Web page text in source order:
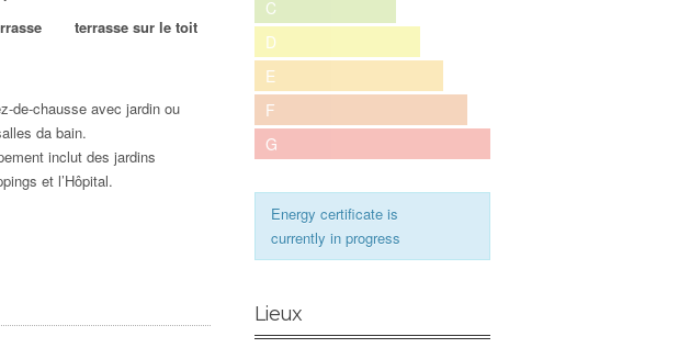
terrasse sur le toit
de-chausse avec jardin ou
da bain.
inclut des jardins
et l’Hôpital.
C
D
E
F
G
Energy certificate is
currently in progress
Lieux